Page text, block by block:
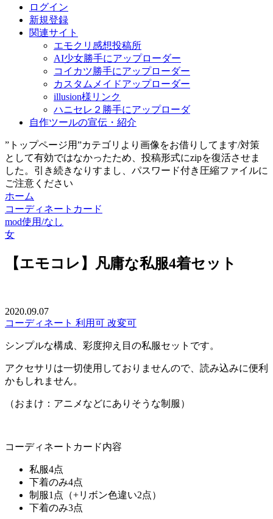
ログイン
新規登録
関連サイト
エモクリ感想投稿所
AI少女勝手にアップローダー
コイカツ勝手にアップローダー
カスタムメイドアップローダー
illusion様リンク
ハニセレ２勝手にアップローダ
自作ツールの宣伝・紹介
”トップページ用”カテゴリより画像をお借りしてます/対策
として有効ではなかったため、投稿形式にzipを復活させま
した。引き続きなりすまし、パスワード付き圧縮ファイルに
ご注意ください
ホーム
コーディネートカード
mod使用/なし
女
【エモコレ】凡庸な私服4着セット
2020.09.07
コーディネート 利用可 改変可
シンプルな構成、彩度抑え目の私服セットです。
アクセサリは一切使用しておりませんので、読み込みに便利
かもしれません。
（おまけ：アニメなどにありそうな制服）
コーディネートカード内容
私服4点
下着のみ4点
制服1点（+リボン色違い2点）
下着のみ3点